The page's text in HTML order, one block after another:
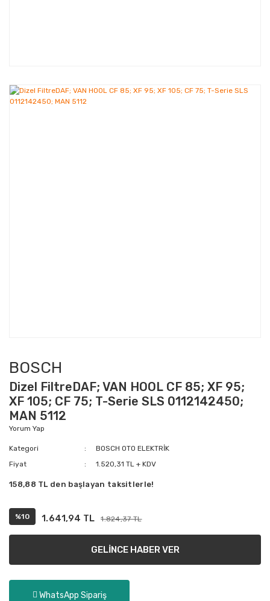
BOSCH
Dizel FiltreDAF; VAN HOOL CF 85; XF 95;
XF 105; CF 75; T-Serie SLS 0112142450;
MAN 5112
Yorum Yap
Kategori
BOSCH OTO ELEKTRİK
Fiyat
1.520,31 TL + KDV
158,88 TL den başlayan taksitlerle!
%10 1.641,94 TL 1.824,37 TL
GELİNCE HABER VER
WhatsApp Sipariş